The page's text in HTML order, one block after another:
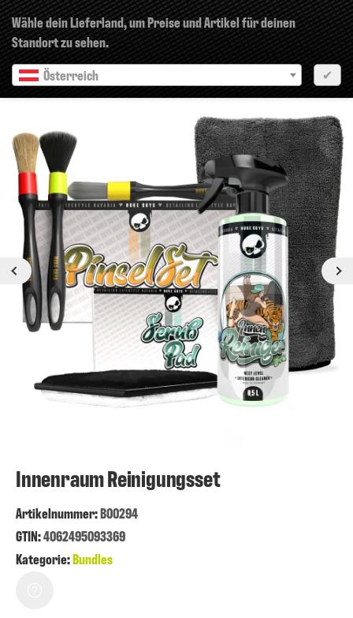
Wähle dein Lieferland, um Preise und Artikel für deinen
Standort zu sehen.
Österreich
✔
Vorherige Nächste
Innenraum Reinigungsset
Artikelnummer:B00294
GTIN:4062495093369
Kategorie:Bundles